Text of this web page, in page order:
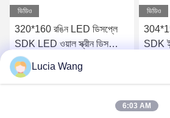
ভিডিও
320*160 রঙিন LED ডিসপ্লে
SDK LED ওয়াল স্ক্রীন ডিসপ্লে
ইনডোর
সেরা দাম পান
ভিডিও
SDK
Lucia Wang
6:03 AM